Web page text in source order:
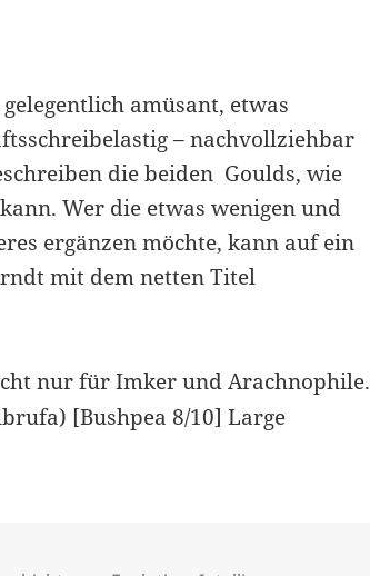
amüsant, etwas
– nachvollziehbar
die beiden Goulds, wie
Wer die etwas wenigen und
ergänzen möchte, kann auf ein
mit dem netten Titel
nur für Imker und Arachnophile.